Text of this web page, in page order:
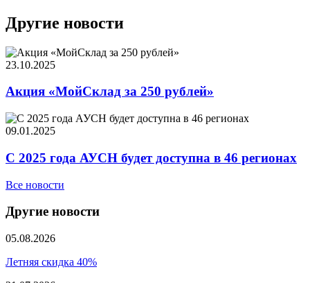
Другие новости
23.10.2025
Акция «МойСклад за 250 рублей»
09.01.2025
С 2025 года АУСН будет доступна в 46 регионах
Все новости
Другие новости
05.08.2026
Летняя скидка 40%